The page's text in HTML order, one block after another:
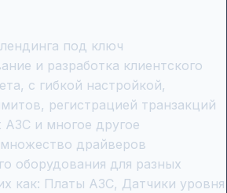
под ключ
и разработка клиентского
с гибкой настройкой,
регистрацией транзакций
АЗС и многое другое
множество драйверов
оборудования для разных
как: Платы АЗС, Датчики уровня